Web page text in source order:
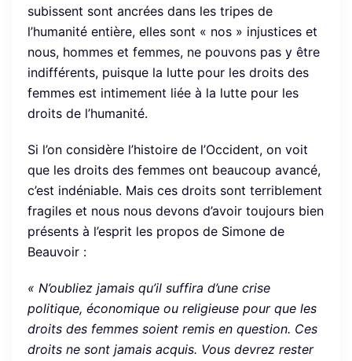
subissent sont ancrées dans les tripes de
l’humanité entière, elles sont « nos » injustices et
nous, hommes et femmes, ne pouvons pas y être
indifférents, puisque la lutte pour les droits des
femmes est intimement liée à la lutte pour les
droits de l’humanité.
Si l’on considère l’histoire de l’Occident, on voit
que les droits des femmes ont beaucoup avancé,
c’est indéniable. Mais ces droits sont terriblement
fragiles et nous nous devons d’avoir toujours bien
présents à l’esprit les propos de Simone de
Beauvoir :
« N’oubliez jamais qu’il suffira d’une crise
politique, économique ou religieuse pour que les
droits des femmes soient remis en question. Ces
droits ne sont jamais acquis. Vous devrez rester